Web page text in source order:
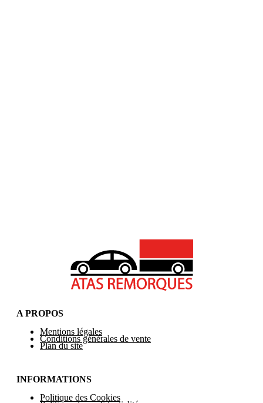
A PROPOS
Mentions légales
Conditions générales de vente
Plan du site
INFORMATIONS
Politique des Cookies